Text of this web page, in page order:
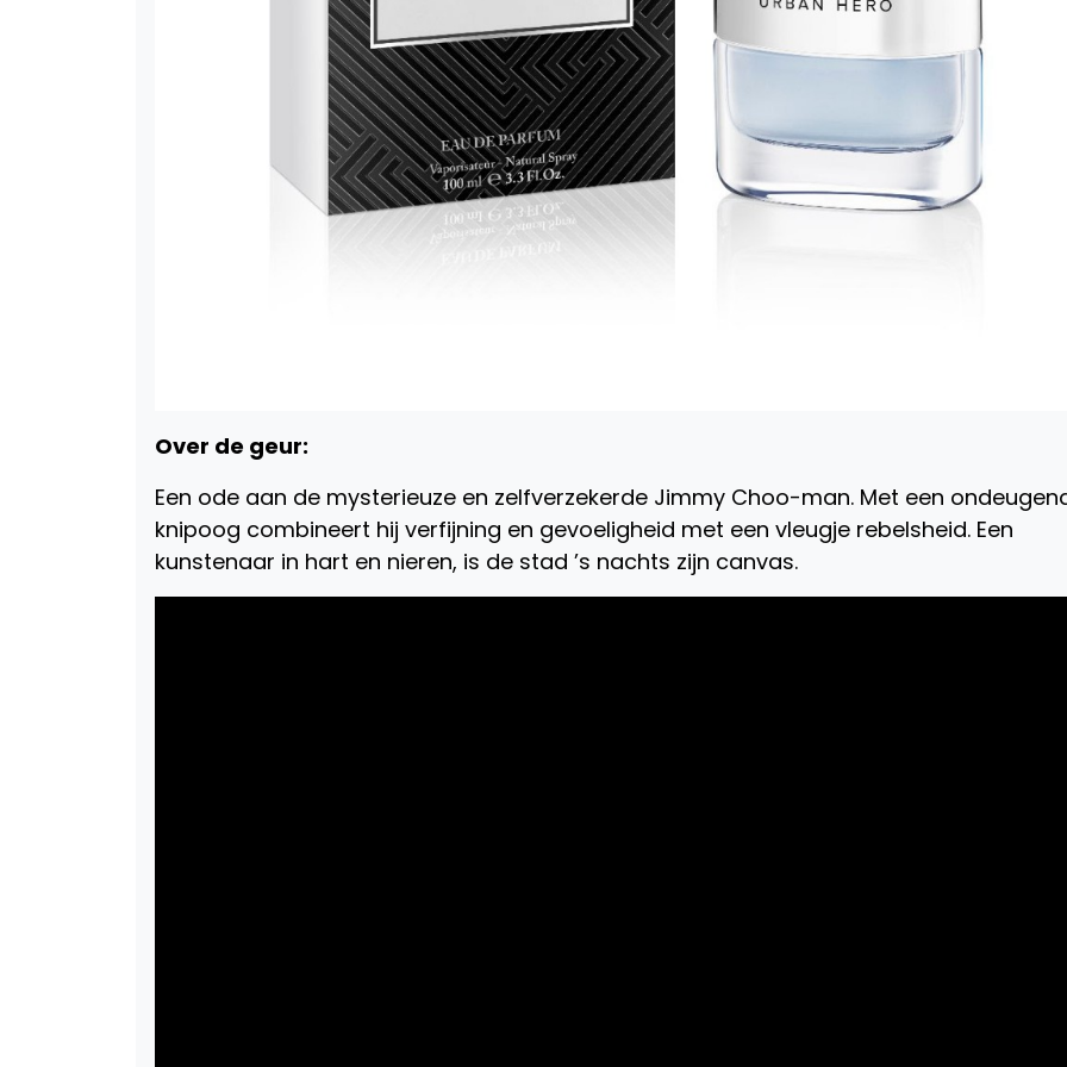
Over de geur:
Een ode aan de mysterieuze en zelfverzekerde Jimmy Choo-man. Met een
knipoog combineert hij verfijning en gevoeligheid met een vleugje rebelsheid. Een
kunstenaar in hart en nieren, is de stad ’s nachts zijn canvas.